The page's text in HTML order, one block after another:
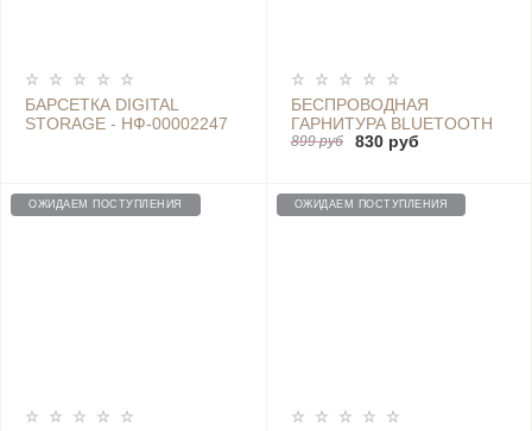
БАРСЕТКА DIGITAL
STORAGE - НФ-00002247
БЕСПРОВОДНАЯ
ГАРНИТУРА BLUETOOTH
HEADSET YOUTH
899 руб 830 руб
ОЖИДАЕМ ПОСТУПЛЕНИЯ ОЖИДАЕМ ПОСТУПЛЕНИЯ